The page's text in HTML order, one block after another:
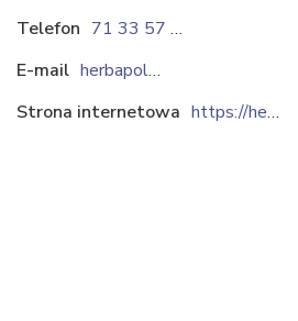
Telefon
71 33 57 225
E-mail
herbapol@herbapol.pl
Strona internetowa
https://herbapol.pl